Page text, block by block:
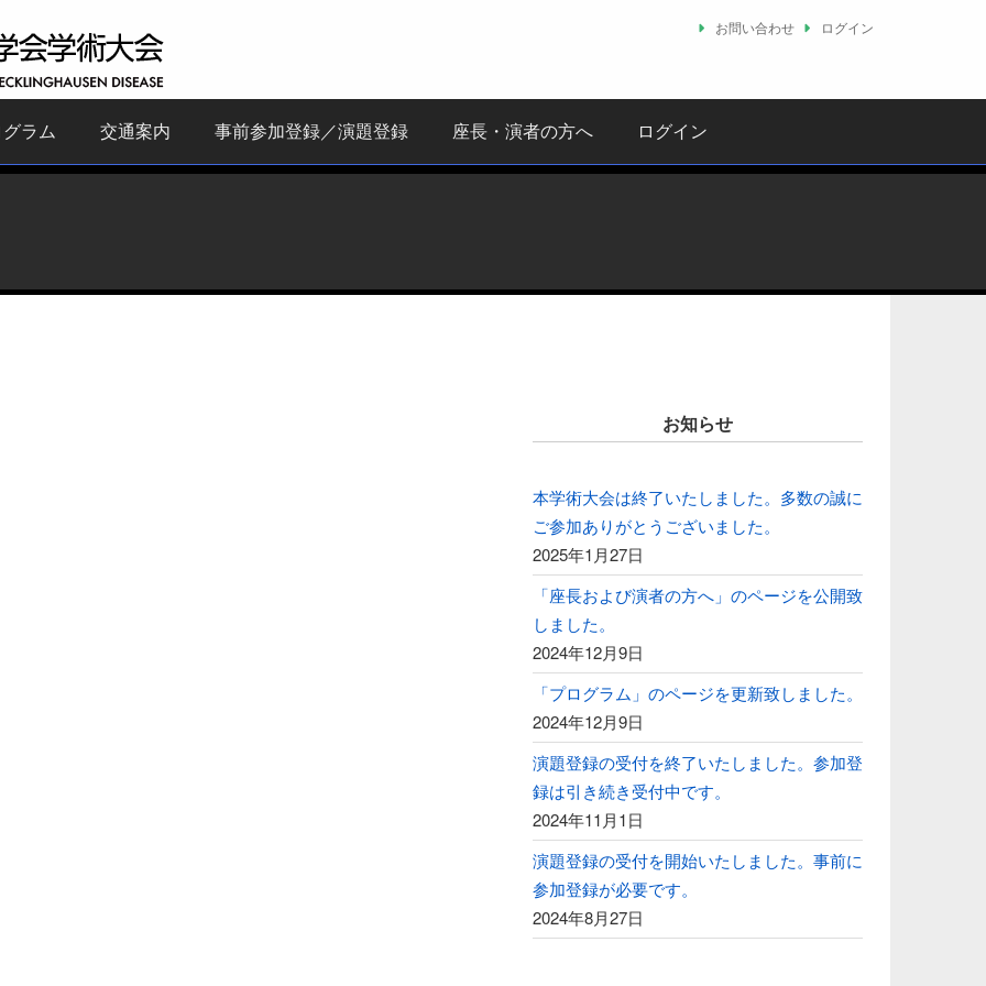
お問い合わせ ログイン
ラム 交通案内 事前参加登録／演題登録 座長・演者の方へ ログイン
お知らせ
本学術大会は終了いたしました。多数の誠に
ご参加ありがとうございました。
2025年1月27日
「座長および演者の方へ」のページを公開致
しました。
2024年12月9日
「プログラム」のページを更新致しました。
2024年12月9日
演題登録の受付を終了いたしました。参加登
録は引き続き受付中です。
2024年11月1日
演題登録の受付を開始いたしました。事前に
参加登録が必要です。
2024年8月27日